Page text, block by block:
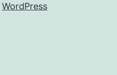
WordPress